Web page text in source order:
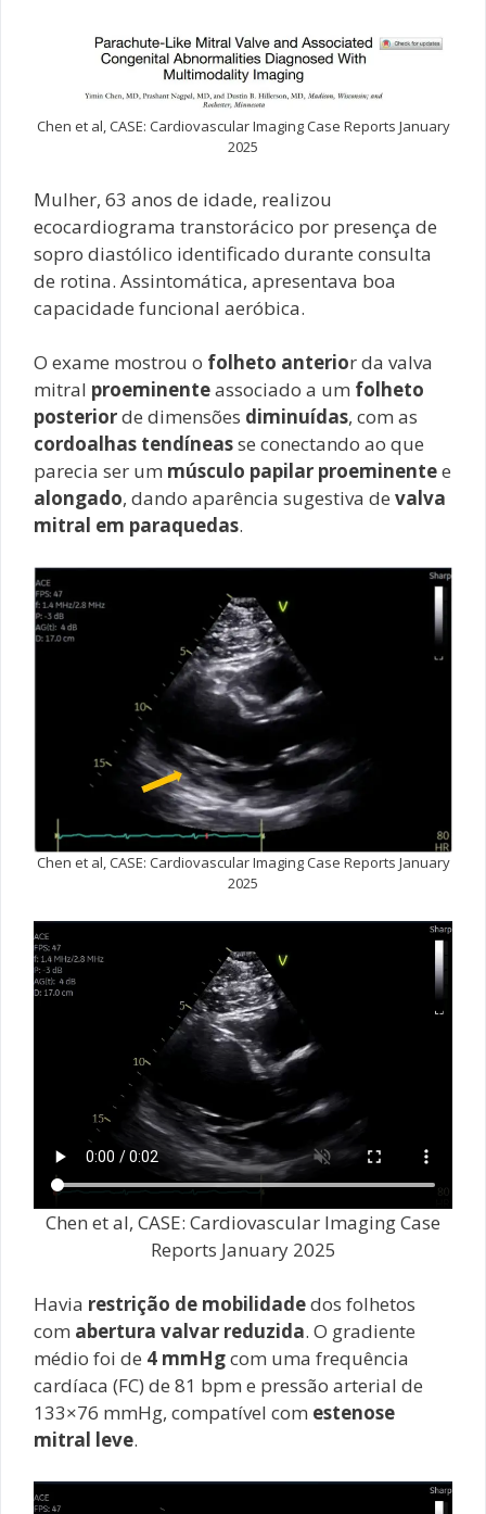
Chen et al, CASE: Cardiovascular Imaging Case Reports January
2025
Mulher, 63 anos de idade, realizou
ecocardiograma transtorácico por presença de
sopro diastólico identificado durante consulta
de rotina. Assintomática, apresentava boa
capacidade funcional aeróbica.
O exame mostrou o folheto anterior da valva
mitral proeminenteassociado a um folheto
posteriorde dimensões diminuídas, com as
cordoalhas tendíneasse conectando ao que
parecia ser um músculo papilar proeminentee
alongado, dando aparência sugestiva de valva
mitral em paraquedas.
Chen et al, CASE: Cardiovascular Imaging Case Reports January
2025
Chen et al, CASE: Cardiovascular Imaging Case
Reports January 2025
Havia restrição de mobilidadedos folhetos
com abertura valvar reduzida. O gradiente
médio foi de 4 mmHgcom uma frequência
cardíaca (FC) de 81 bpm e pressão arterial de
133×76 mmHg, compatível com estenose
mitral leve.